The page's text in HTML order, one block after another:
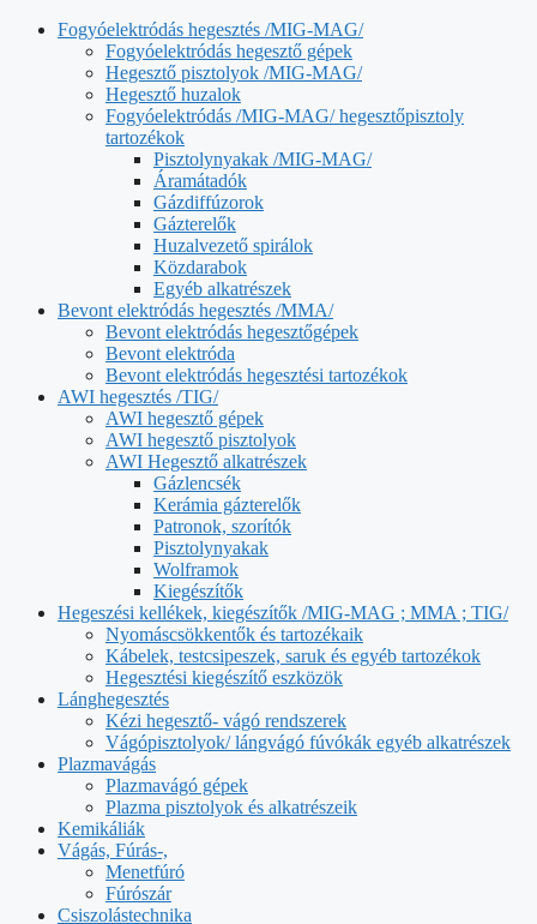
Fogyóelektródás hegesztés /MIG-MAG/
Fogyóelektródás hegesztő gépek
Hegesztő pisztolyok /MIG-MAG/
Hegesztő huzalok
Fogyóelektródás /MIG-MAG/ hegesztőpisztoly
tartozékok
Pisztolynyakak /MIG-MAG/
Áramátadók
Gázdiffúzorok
Gázterelők
Huzalvezető spirálok
Közdarabok
Egyéb alkatrészek
Bevont elektródás hegesztés /MMA/
Bevont elektródás hegesztőgépek
Bevont elektróda
Bevont elektródás hegesztési tartozékok
AWI hegesztés /TIG/
AWI hegesztő gépek
AWI hegesztő pisztolyok
AWI Hegesztő alkatrészek
Gázlencsék
Kerámia gázterelők
Patronok, szorítók
Pisztolynyakak
Wolframok
Kiegészítők
Hegeszési kellékek, kiegészítők /MIG-MAG ; MMA ; TIG/
Nyomáscsökkentők és tartozékaik
Kábelek, testcsipeszek, saruk és egyéb tartozékok
Hegesztési kiegészítő eszközök
Lánghegesztés
Kézi hegesztő- vágó rendszerek
Vágópisztolyok/ lángvágó fúvókák egyéb alkatrészek
Plazmavágás
Plazmavágó gépek
Plazma pisztolyok és alkatrészeik
Kemikáliák
Vágás, Fúrás-,
Menetfúró
Fúrószár
Csiszolástechnika